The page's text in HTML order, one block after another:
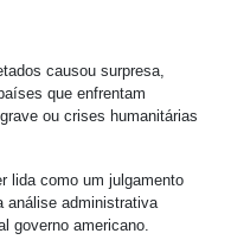
causou surpresa,
que enfrentam
ou crises humanitárias
lida como um julgamento
análise administrativa
governo americano.